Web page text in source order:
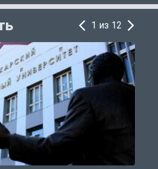
1 из 12